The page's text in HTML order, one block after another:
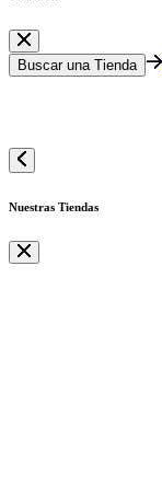
Buscar una Tienda
Nuestras Tiendas